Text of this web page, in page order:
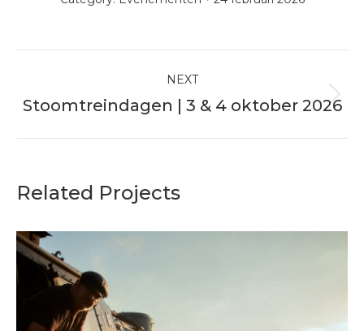
navigation
NEXT
Next
Stoomtreindagen | 3 & 4 oktober 2026
Related Projects